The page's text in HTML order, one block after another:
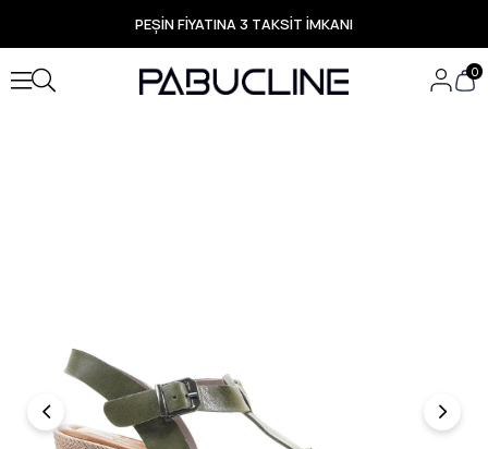
PEŞİN FİYATINA 3 TAKSİT İMKANI
TÜM ÜRÜNLERDE ÜCRETSİZ KARGO
Yeni Sezon Ürünlerde Özel Fırsatlar
Seçili Ürünlerde Hızlı Teslimat
0